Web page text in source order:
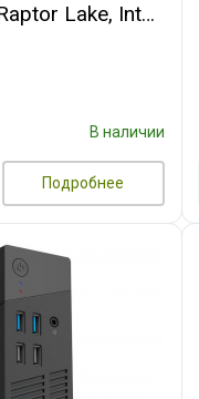
Lake, Intel
ГБ ОЗУ (2
В наличии
Подробнее